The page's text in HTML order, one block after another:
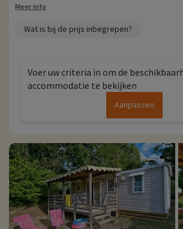
Meer info
Wat is bij de prijs inbegrepen?
Voer uw criteria in om de
accommodatie te bekijken
Aanpassen